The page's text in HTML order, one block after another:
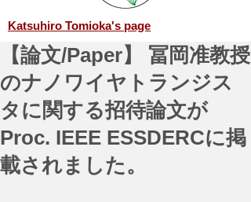
Katsuhiro Tomioka's page
【論文/Paper】 冨岡准教授
のナノワイヤトランジス
タに関する招待論文が​
Proc. IEEE ESSDERCに掲
載されました。